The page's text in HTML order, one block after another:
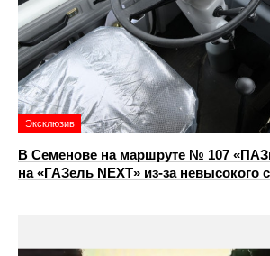
Эксклюзив
В Семенове на маршруте № 107
на «ГАЗель NEXT» из‑за невысокого